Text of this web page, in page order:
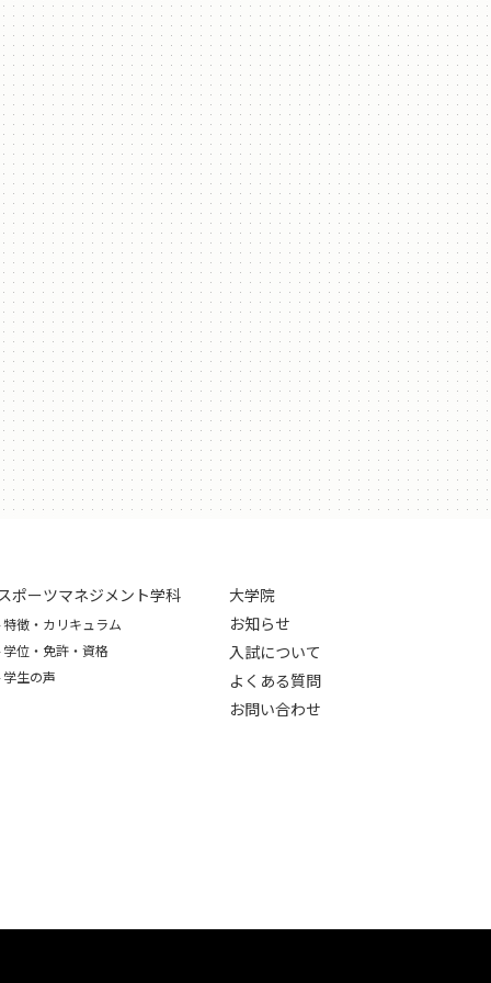
スポーツマネジメント学科
特徴・カリキュラム
学位・免許・資格
学生の声
大学院
お知らせ
入試について
よくある質問
お問い合わせ